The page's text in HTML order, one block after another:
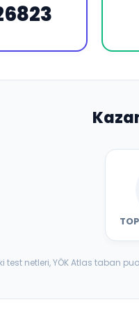
test netleri, YÖK Atlas taban